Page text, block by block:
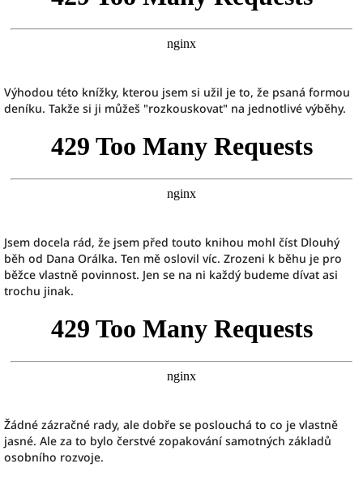
Výhodou této knížky, kterou jsem si užil je to, že psaná formou
deníku. Takže si ji můžeš "rozkouskovat" na jednotlivé výběhy.
Jsem docela rád, že jsem před touto knihou mohl číst Dlouhý
běh od Dana Orálka. Ten mě oslovil víc. Zrozeni k běhu je pro
běžce vlastně povinnost. Jen se na ni každý budeme dívat asi
trochu jinak.
Žádné zázračné rady, ale dobře se poslouchá to co je vlastně
jasné. Ale za to bylo čerstvé zopakování samotných základů
osobního rozvoje.